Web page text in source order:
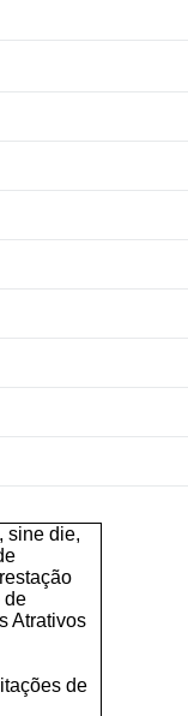
sine die,
de
Atrativos
de